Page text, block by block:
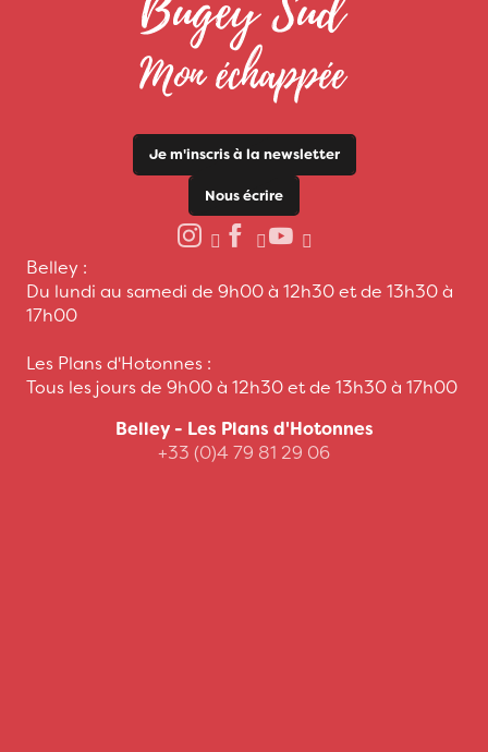
Je m'inscris à la newsletter
Nous écrire
Belley :
Du lundi au samedi de 9h00 à 12h30 et de 13h30 à
17h00
Les Plans d'Hotonnes :
Tous les jours de 9h00 à 12h30 et de 13h30 à 17h00
Belley - Les Plans d'Hotonnes
+33 (0)4 79 81 29 06